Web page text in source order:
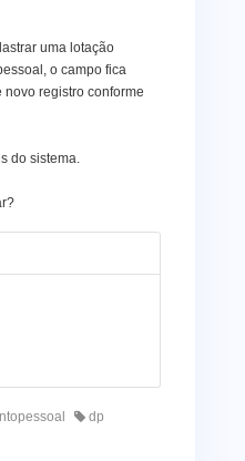
uma lotação
o campo fica
registro conforme
do sistema.
dp